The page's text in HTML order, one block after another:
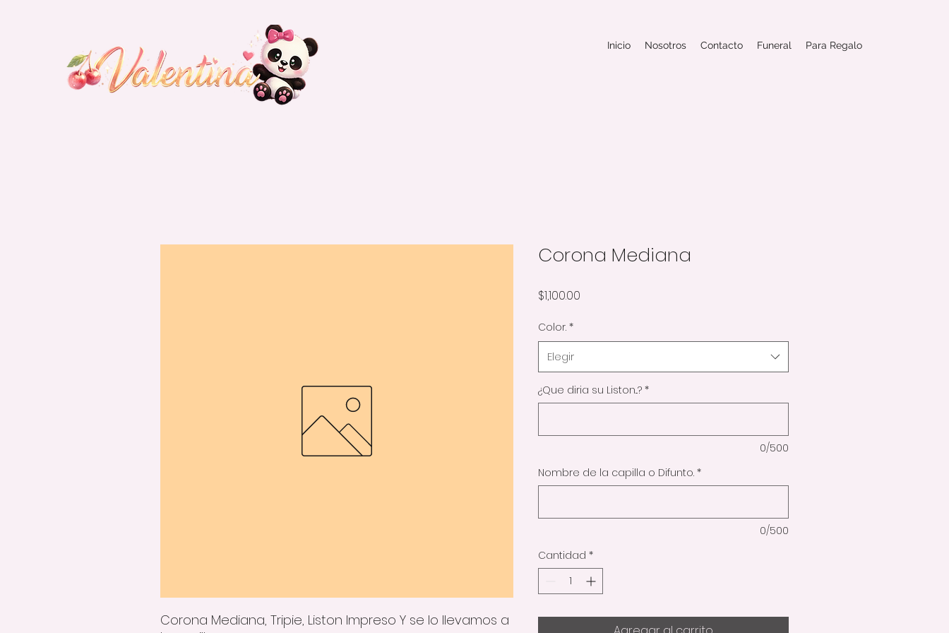
Inicio Nosotros Contacto Funeral Para Regalo
Corona Mediana, Tripie, Liston Impreso Y se lo llevamos a
Corona Mediana
$1,100.00
Color. *
Elegir
¿Que diria su Liston...? *
0/500
Nombre de la capilla o Difunto. *
0/500
Cantidad *